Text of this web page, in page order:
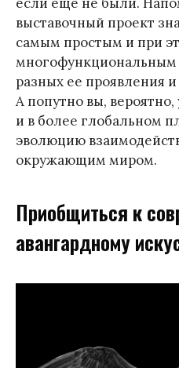
если еще не были.
выставочный проект
самым простым и при
многофункциональным
разных ее проявления
А попутно вы,
и в более глобальном
эволюцию
окружающим миром.
Приобщиться к
авангардному